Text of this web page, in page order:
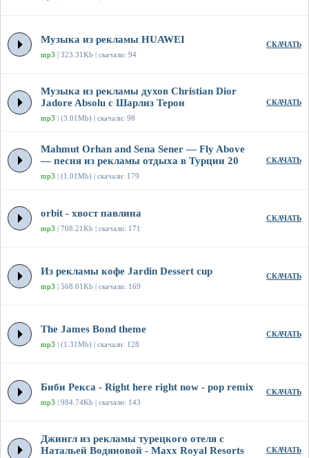
Музыка из рекламы HUAWEI
mp3 | 323.31Kb | скачали: 94
СКАЧАТЬ
Музыка из рекламы духов Christian Dior
Jadore Absolu с Шарлиз Терон
mp3 | (3.01Mb) | скачали: 98
СКАЧАТЬ
Mahmut Orhan and Sena Sener — Fly Above
— песня из рекламы отдыха в Турции 20
mp3 | (1.01Mb) | скачали: 179
СКАЧАТЬ
orbit - хвост павлина
mp3 | 708.21Kb | скачали: 171
СКАЧАТЬ
Из рекламы кофе Jardin Dessert cup
mp3 | 568.61Kb | скачали: 169
СКАЧАТЬ
The James Bond theme
mp3 | (1.31Mb) | скачали: 128
СКАЧАТЬ
Биби Рекса - Right here right now - pop remix
mp3 | 984.74Kb | скачали: 143
СКАЧАТЬ
Джингл из рекламы турецкого отеля с
Натальей Водяновой - Maxx Royal Resorts
СКАЧАТЬ